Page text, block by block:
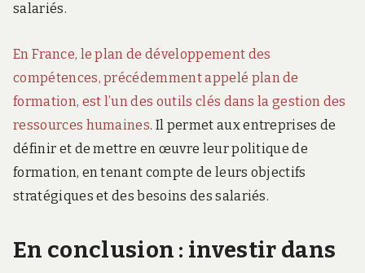
salariés.
En France, le plan de développement des
compétences, précédemment appelé plan de
formation, est l’un des outils clés dans la gestion des
ressources humaines. Il permet aux entreprises de
définir et de mettre en œuvre leur politique de
formation, en tenant compte de leurs objectifs
stratégiques et des besoins des salariés.
En conclusion : investir dans